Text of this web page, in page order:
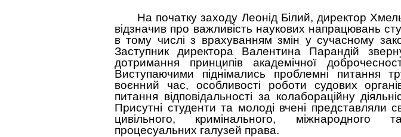
На початку заходу Леонід Білий, директор
відзначив про важливість наукових напрацювань
в тому числі з врахуванням змін у сучасному
Заступник директора Валентина Парандій
дотримання принципів академічної
Виступаючими піднімались проблемні питання
воєнний час, особливості роботи судових
питання відповідальності за колабораційну
Присутні студенти та молоді вчені представляли
цивільного, кримінального, міжнародного
процесуальних галузей права.